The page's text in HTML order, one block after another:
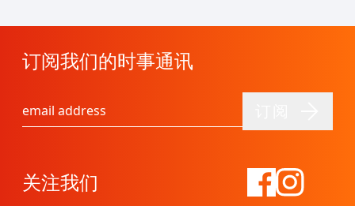
订阅我们的时事通讯
关注我们